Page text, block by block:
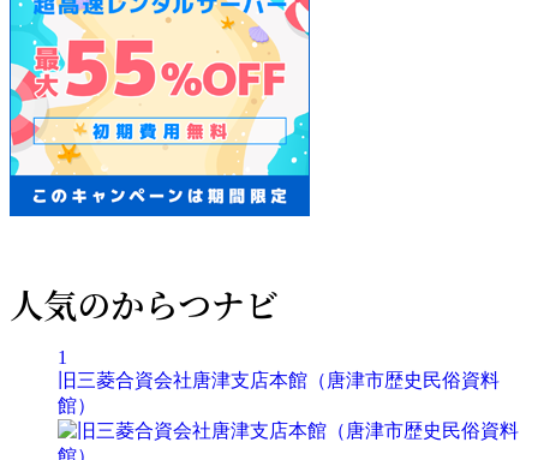
人気のからつナビ
1
旧三菱合資会社唐津支店本館（唐津市歴史民俗資料
館）